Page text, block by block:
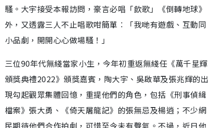
騷。大宇接受本報訪問，豪言必唱「飲歌」《倒轉地球》
外，又透露三人不止唱歌咁簡單︰「我哋有遊戲、互動同
小品劇，開開心心做場騷！」
三位90年代無綫當家小生，今年初重返無綫任《萬千星輝
頒獎典禮2022》頒獎嘉賓，陶大宇、吳啟華及張兆輝的出
現勾起觀眾集體回憶，重提他們的角色，包括《刑事偵緝
檔案》張大勇、《倚天屠龍記》的張無忌及楊逍；不少網
民期待他們合作拍劇，可惜至今未有聲氣。不過，近日他